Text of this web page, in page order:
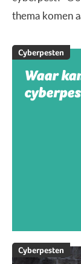
thema komen
Cyberpesten
Waar
Cyberpesten